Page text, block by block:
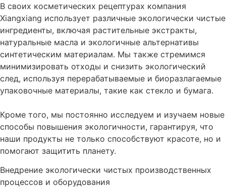
В своих косметических рецептурах компания
Xiangxiang использует различные экологически чистые
ингредиенты, включая растительные экстракты,
натуральные масла и экологичные альтернативы
синтетическим материалам. Мы также стремимся
минимизировать отходы и снизить экологический
след, используя перерабатываемые и биоразлагаемые
упаковочные материалы, такие как стекло и бумага.
Кроме того, мы постоянно исследуем и изучаем новые
способы повышения экологичности, гарантируя, что
наши продукты не только способствуют красоте, но и
помогают защитить планету.
Внедрение экологически чистых производственных
процессов и оборудования